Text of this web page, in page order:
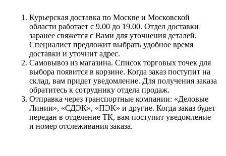
Курьерская доставка по Москве и Московской
области работает с 9.00 до 19.00. Отдел доставки
заранее свяжется с Вами для уточнения деталей.
Специалист предложит выбрать удобное время
доставки и уточнит адрес.
Самовывоз из магазина. Список торговых точек для
выбора появится в корзине. Когда заказ поступит на
склад, вам придет уведомление. Для получения заказа
обратитесь к сотруднику отдела продаж.
Отправка через транспортные компании: «Деловые
Линии», «СДЭК», «ПЭК» и другие. Когда заказ будет
передан в отделение ТК, вам поступит уведомление
и номер отслеживания заказа.